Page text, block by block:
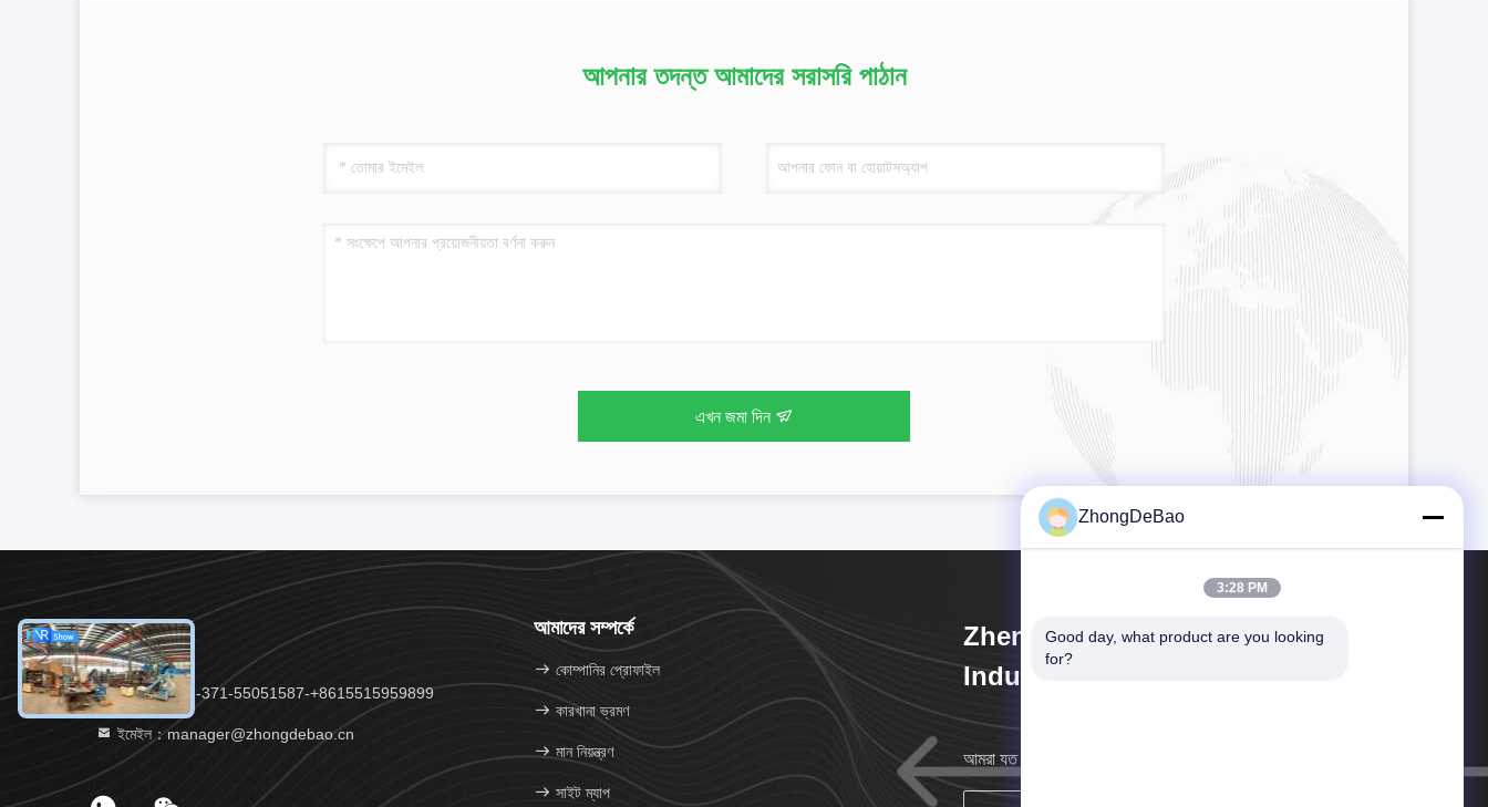
আপনার তদন্ত আমাদের সরাসরি পাঠান
এখন জমা দিন
টেলিফোন：86-371-55051587-+8615515959899
ইমেইল：manager@zhongdebao.cn
আমাদের সম্পর্কে
কোম্পানির প্রোফাইল
কারখানা ভ্রমণ
মান নিয়ন্ত্রণ
সাইট ম্যাপ
ZhengZhou ZhongDeBao
Industrial Co., LTD
আমরা যত তাড়াতাড়ি সম্ভব আপনার কাছে ফিরে আসব।
ZhongDeBao
3:28 PM
Good day, what product are you looking
for?